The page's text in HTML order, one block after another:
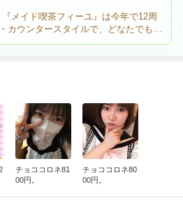
メイド喫茶フィーユ』は今年で12周
ト情報
チョココロネ81
00円。
チョココロネ80
00円。